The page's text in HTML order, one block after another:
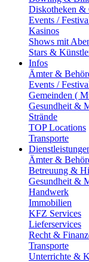
Diskotheken &
Events /
Kasinos
Shows mit
Stars &
Infos
Ämter &
Events /
Gemeinden (
Gesundheit &
Strände
TOP Locations
Transporte
Ämter &
Betreuung &
Gesundheit &
Handwerk
Immobilien
KFZ Services
Lieferservices
Recht &
Transporte
Unterrichte &